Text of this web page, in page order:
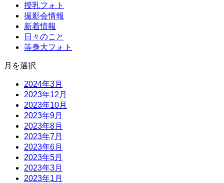
授乳フォト
撮影会情報
新着情報
日々のこと
等身大フォト
月を選択
2024年3月
2023年12月
2023年10月
2023年9月
2023年8月
2023年7月
2023年6月
2023年5月
2023年3月
2023年1月